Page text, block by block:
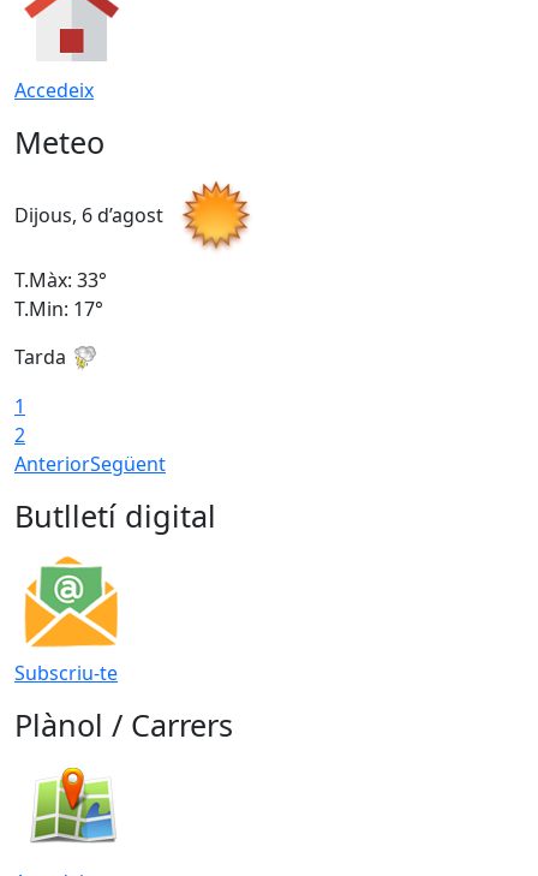
Accedeix
Meteo
Dijous, 6 d’agost
T.Màx: 33°
T.Min: 17°
Tarda
1
2
AnteriorSegüent
Butlletí digital
Subscriu-te
Plànol / Carrers